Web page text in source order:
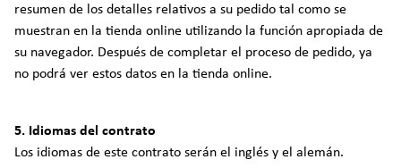
resumen de los detalles relativos a su pedido tal como se
muestran en la tienda online utilizando la función apropiada de
su navegador. Después de completar el proceso de pedido, ya
no podrá ver estos datos en la tienda online.
5. Idiomas del contrato
Los idiomas de este contrato serán el inglés y el alemán.